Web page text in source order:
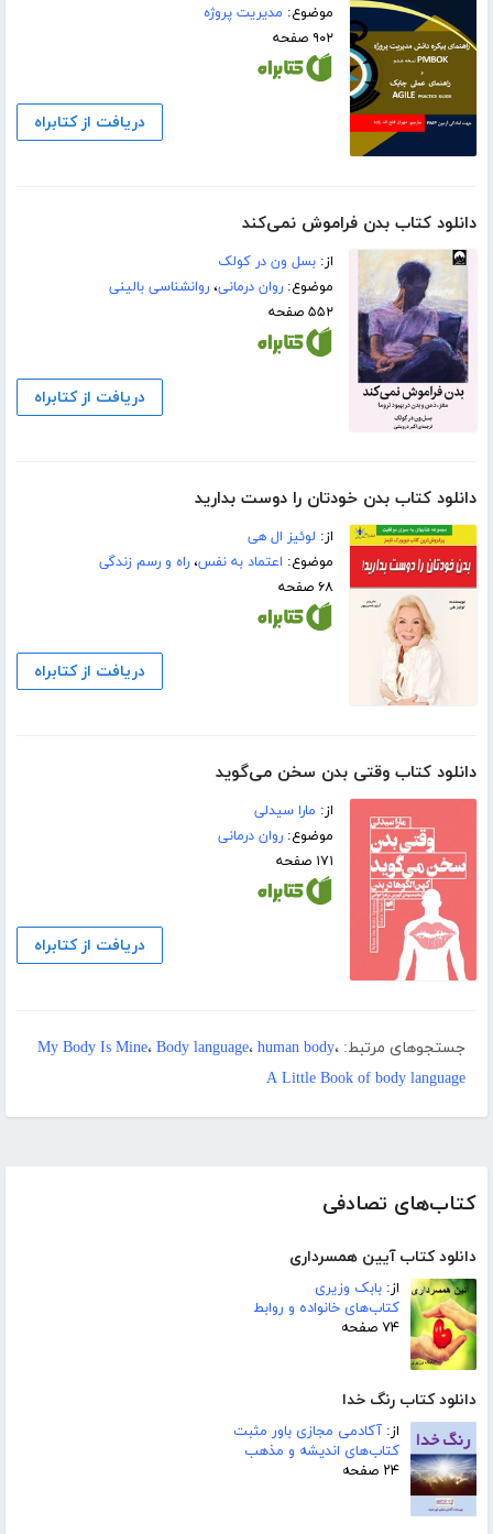
کتاب‌های تصادفی
دانلود کتاب آیین همسرداری
از: بابک وزیری
کتاب‌های خانواده و روابط
۷۴ صفحه
دانلود کتاب رنگ خدا
از: آکادمی مجازی باور مثبت
کتاب‌های اندیشه و مذهب
۲۴ صفحه
موضوع: مدیریت پروژه
۹۰۲ صفحه
دریافت از کتابراه
دانلود کتاب بدن فراموش نمی‌کند
از:بسل ون در کولک
موضوع:روان درمانی،روانشناسی بالینی
۵۵۲ صفحه
دریافت از کتابراه
دانلود کتاب بدن خودتان را دوست بدارید
از: لوئیز ال هی
موضوع: اعتماد به نفس،راه و رسم زندگی
۶۸ صفحه
دریافت از کتابراه
دانلود کتاب وقتی بدن سخن می‌گوید
از: مارا سیدلی
موضوع:روان درمانی
۱۷۱ صفحه
دریافت از کتابراه
جستجوهای مرتبط: My Body Is Mine، Body language، human body،
A Little Book of body language